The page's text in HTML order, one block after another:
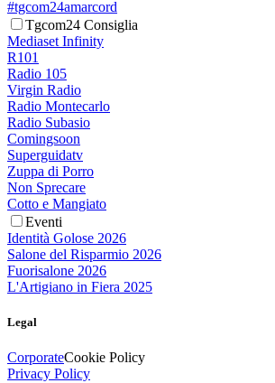
#tgcom24amarcord
Tgcom24 Consiglia
Mediaset Infinity
R101
Radio 105
Virgin Radio
Radio Montecarlo
Radio Subasio
Comingsoon
Superguidatv
Zuppa di Porro
Non Sprecare
Cotto e Mangiato
Eventi
Identità Golose 2026
Salone del Risparmio 2026
Fuorisalone 2026
L'Artigiano in Fiera 2025
Legal
CorporateCookie Policy
Privacy Policy